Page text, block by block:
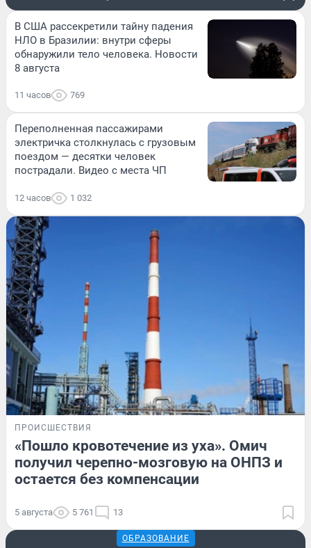
В США рассекретили тайну падения
НЛО в Бразилии: внутри сферы
обнаружили тело человека. Новости
8 августа
11 часов 769
Переполненная пассажирами
электричка столкнулась с грузовым
поездом — десятки человек
пострадали. Видео с места ЧП
12 часов 1 032
ПРОИСШЕСТВИЯ
«Пошло кровотечение из уха». Омич
получил черепно-мозговую на ОНПЗ и
остается без компенсации
5 августа 5 761 13
ОБРАЗОВАНИЕ